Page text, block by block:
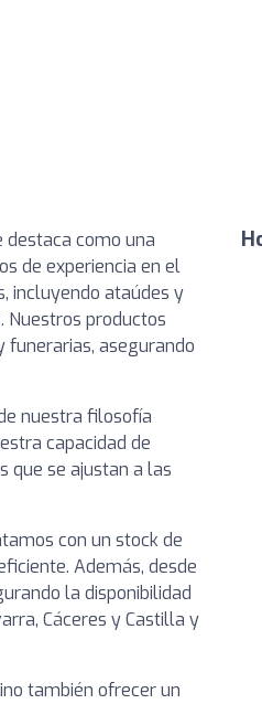
destaca como una
de experiencia en el
incluyendo ataúdes y
Nuestros productos
funerarias, asegurando
nuestra filosofía
capacidad de
que se ajustan a las
con un stock de
Además, desde
la disponibilidad
Cáceres y Castilla y
también ofrecer un